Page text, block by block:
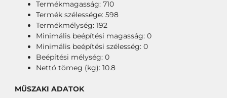
Termékmagasság: 710
Termék szélessége: 598
Termékmélység: 192
Minimális beépítési magasság: 0
Minimális beépítési szélesség: 0
Beépítési mélység: 0
Nettó tömeg (kg): 10.8
MŰSZAKI ADATOK